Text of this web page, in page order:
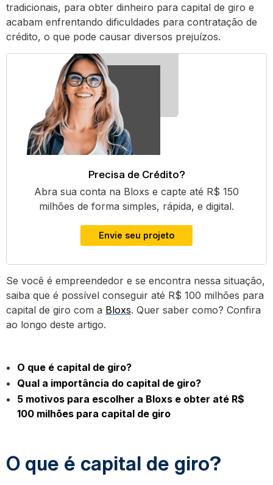
tradicionais, para obter dinheiro para capital de giro e
acabam enfrentando dificuldades para contratação de
crédito, o que pode causar diversos prejuízos.
Precisa de Crédito?
Abra sua conta na Bloxs e capte até R$ 150
milhões de forma simples, rápida, e digital.
Envie seu projeto
Se você é empreendedor e se encontra nessa situação,
saiba que é possível conseguir até R$ 100 milhões para
capital de giro com a Bloxs. Quer saber como? Confira
ao longo deste artigo.
O que é capital de giro?
Qual a importância do capital de giro?
5 motivos para escolher a Bloxs e obter até R$
100 milhões para capital de giro
O que é capital de giro?